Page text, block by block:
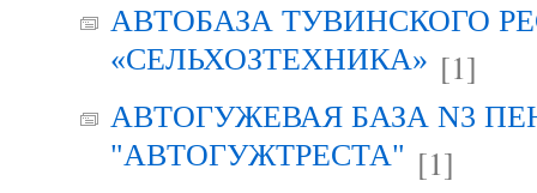
АВТОБАЗА ТУВИНСКОГО
«СЕЛЬХОЗТЕХНИКА» [1]
АВТОГУЖЕВАЯ БАЗА N3
"АВТОГУЖТРЕСТА" [1]